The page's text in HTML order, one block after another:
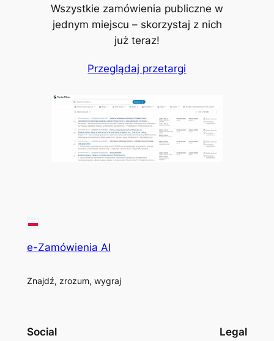
Wszystkie zamówienia publiczne w
jednym miejscu – skorzystaj z nich
już teraz!
Przeglądaj przetargi
e-Zamówienia AI
Znajdź, zrozum, wygraj
Social Legal